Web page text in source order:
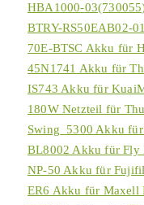
HBA1000-
BTRY-RS50EAB02-
70E-BTSC Akku für
45N1741 Akku für
IS743 Akku für
180W Netzteil für
Swing_5300 Akku
BL8002 Akku für Fly
NP-50 Akku für
ER6 Akku für Maxell